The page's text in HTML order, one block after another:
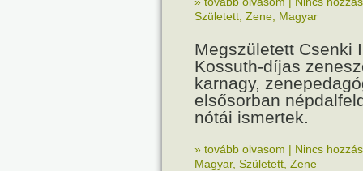
Született Zene Magyar
Megszületett Csenki
Kossuth-díjas
karnagy,
elsősorban
nótái ismertek.
» tovább olvasom | Nincs
Magyar, Született Zene